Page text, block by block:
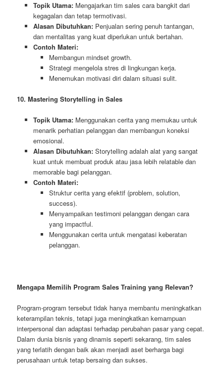
Topik Utama: Mengajarkan tim sales cara bangkit dari
kegagalan dan tetap termotivasi.
Alasan Dibutuhkan: Penjualan sering penuh tantangan,
dan mentalitas yang kuat diperlukan untuk bertahan.
Contoh Materi:
Membangun mindset growth.
Strategi mengelola stres di lingkungan kerja.
Menemukan motivasi diri dalam situasi sulit.
10. Mastering Storytelling in Sales
Topik Utama: Menggunakan cerita yang memukau untuk
menarik perhatian pelanggan dan membangun koneksi
emosional.
Alasan Dibutuhkan: Storytelling adalah alat yang sangat
kuat untuk membuat produk atau jasa lebih relatable dan
memorable bagi pelanggan.
Contoh Materi:
Struktur cerita yang efektif (problem, solution,
success).
Menyampaikan testimoni pelanggan dengan cara
yang impactful.
Menggunakan cerita untuk mengatasi keberatan
pelanggan.
Mengapa Memilih Program Sales Training yang Relevan?
Program-program tersebut tidak hanya membantu meningkatkan
keterampilan teknis, tetapi juga meningkatkan kemampuan
interpersonal dan adaptasi terhadap perubahan pasar yang cepat.
Dalam dunia bisnis yang dinamis seperti sekarang, tim sales
yang terlatih dengan baik akan menjadi aset berharga bagi
perusahaan untuk tetap bersaing dan sukses.